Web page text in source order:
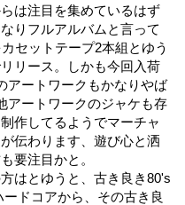
は注目を集めているはず
りフルアルバムと言って
セットテープ2本組とゆう
リース。しかも今回入荷
アートワークもかなりやば
アートワークのジャケも存
作してるようでマーチャ
伝わります、遊び心と洒
要注目かと。
はとゆうと、古き良き80's
ドコアから、その古き良